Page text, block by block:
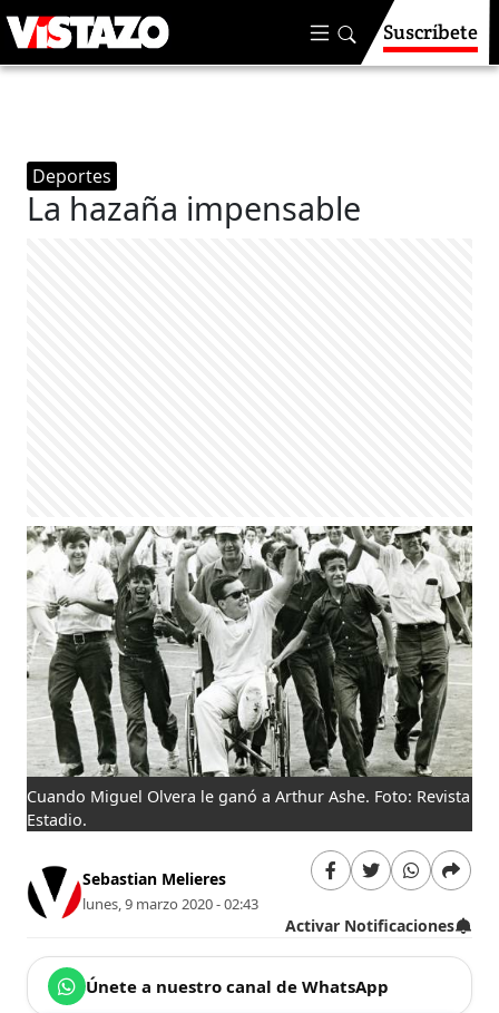
Suscríbete
Deportes
La hazaña impensable
Cuando Miguel Olvera le ganó a Arthur Ashe. Foto: Revista
Estadio.
Sebastian Melieres
lunes, 9 marzo 2020 - 02:43
Activar Notificaciones
Únete a nuestro canal de WhatsApp